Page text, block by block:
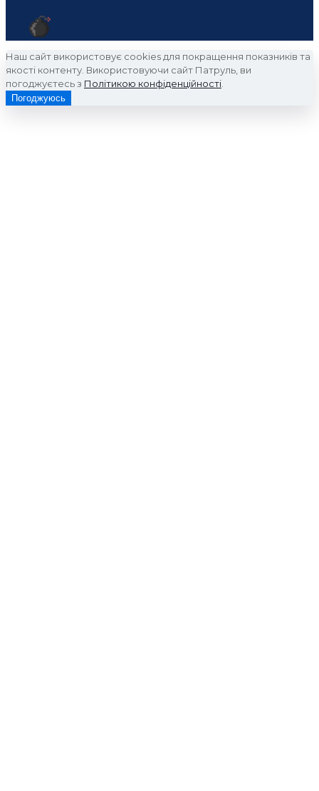
Наш сайт використовує cookies для покращення показників та
якості контенту. Використовуючи сайт Патруль, ви
погоджуєтесь з Політикою конфіденційності
Погоджуюсь